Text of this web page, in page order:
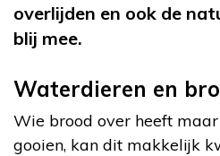
overlijden en ook de
blij mee.
Waterdieren en
Wie brood over heeft
gooien, kan dit makkelijk